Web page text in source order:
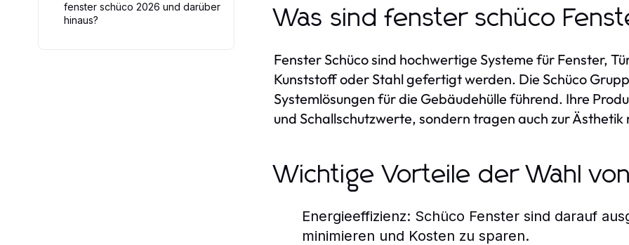
fenster schüco 2026 und darüber
hinaus?
Was sind fenster schüco
Fenster Schüco sind hochwertige Systeme für Fenster,
Kunststoff oder Stahl gefertigt werden. Die Schüco
Systemlösungen für die Gebäudehülle führend. Ihre
und Schallschutzwerte, sondern tragen auch zur
Wichtige Vorteile der Wahl
Energieeffizienz: Schüco Fenster sind darauf
minimieren und Kosten zu sparen.